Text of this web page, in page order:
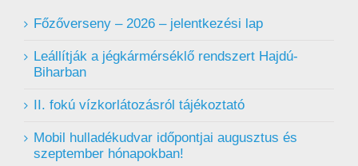
Főzőverseny – 2026 – jelentkezési lap
Leállítják a jégkármérséklő rendszert Hajdú-
Biharban
II. fokú vízkorlátozásról tájékoztató
Mobil hulladékudvar ️időpontjai augusztus és
szeptember hónapokban!